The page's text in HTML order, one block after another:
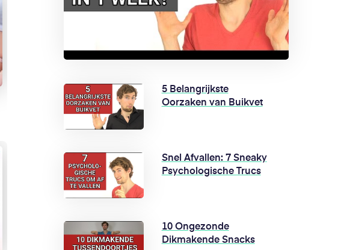
5 Belangrijkste
Oorzaken van Buikvet
Snel Afvallen: 7 Sneaky
Psychologische Trucs
10 Ongezonde
Dikmakende Snacks